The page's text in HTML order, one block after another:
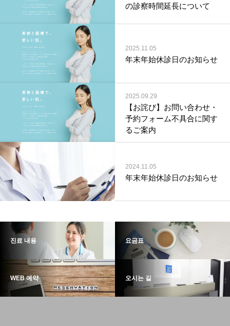
の診察時間延長について
2025.11.05
年末年始休診日のお知らせ
2025.09.29
【お詫び】お問い合わせ・
予約フォーム不具合に関す
るご案内
2024.11.05
年末年始休診日のお知らせ
진료 내용 요금표
WEB 예약 오시는 길